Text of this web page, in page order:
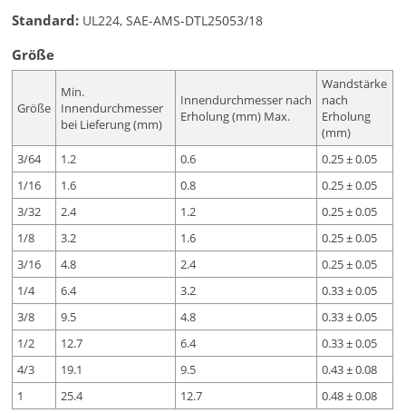
Standard: UL224, SAE-AMS-DTL25053/18
Größe
Größe
Min.
Innendurchmesser
bei Lieferung (mm)
Innendurchmesser nach
Erholung (mm) Max.
Wandstärke
nach
Erholung
(mm)
3/64
1.2 0.6
0.25 ± 0.05
1/16
1.6 0.8
0.25 ± 0.05
3/32
2.4 1.2
0.25 ± 0.05
1/8
3.2 1.6
0.25 ± 0.05
3/16
4.8 2.4
0.25 ± 0.05
1/4
6.4 3.2
0.33 ± 0.05
3/8
9.5 4.8
0.33 ± 0.05
1/2
12.7 6.4
0.33 ± 0.05
4/3
19.1 9.5
0.43 ± 0.08
1
25.4 12.7 0.48 ± 0.08